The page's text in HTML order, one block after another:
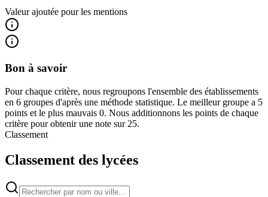
Valeur ajoutée pour les mentions
Bon à savoir
Pour chaque critère, nous regroupons l'ensemble des établissements
en 6 groupes d'après une méthode statistique. Le meilleur groupe a 5
points et le plus mauvais 0. Nous additionnons les points de chaque
critère pour obtenir une note sur 25.
Classement
Classement des lycées